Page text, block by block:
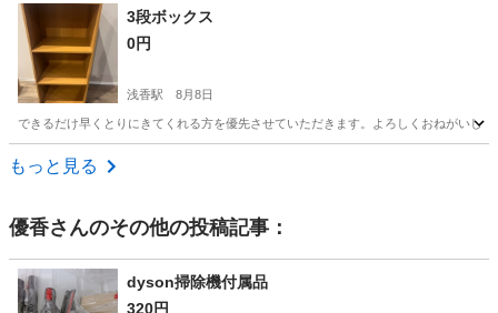
大阪 豊中市 豊中駅
3段ボックス
0円
浅香駅 8月8日
できるだけ早くとりにきてくれる方を優先させていただきます。よろしくおねがいしま
大阪 堺市
もっと見る
優香さんのその他の投稿記事：
dyson掃除機付属品
320円